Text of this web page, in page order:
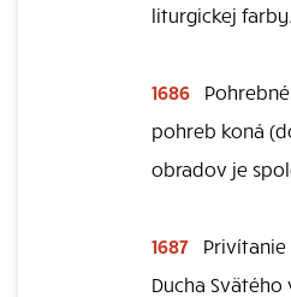
liturgickej farby.
1686
pohreb koná
obradov je
1687
Privítanie
Ducha